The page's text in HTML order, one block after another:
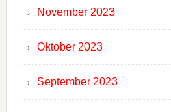
November 2023
Oktober 2023
September 2023